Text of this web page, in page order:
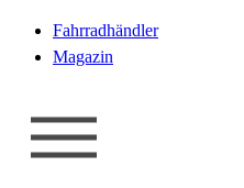
Fahrradhändler
Magazin